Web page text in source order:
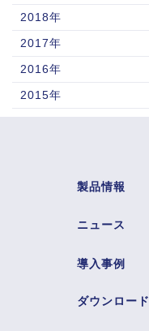
2018年
2017年
2016年
2015年
製品情報
ニュース
導入事例
ダウンロード